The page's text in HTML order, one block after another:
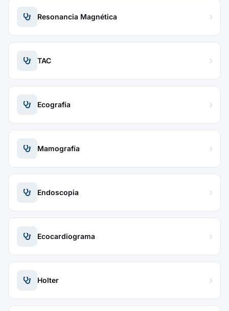
Resonancia Magnética
TAC
Ecografía
Mamografía
Endoscopia
Ecocardiograma
Holter